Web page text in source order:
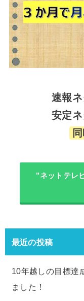
速報
安定
"ネットテレ
最近の投稿
10年越しの目標達
ました！